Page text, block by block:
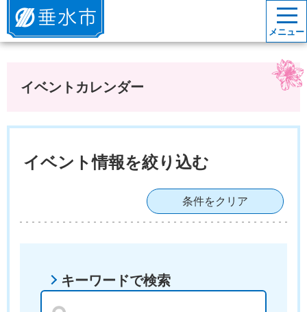
垂水市
メニュー
イベントカレンダー
イベント情報を絞り込む
条件をクリア
キーワードで検索